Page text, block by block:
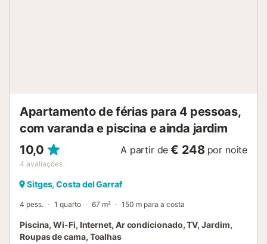
Apartamento de férias para 4 pessoas,
com varanda e piscina e ainda jardim
10,0
4 avaliações
A partir de € 248 por noite
Sitges, Costa del Garraf
4 pess. 1 quarto 67 m² 150 m para a costa
Piscina, Wi-Fi, Internet, Ar condicionado, TV, Jardim,
Roupas de cama, Toalhas